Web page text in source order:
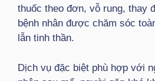
thuốc theo đơn, vỗ rung, thay
bệnh nhân được chăm sóc
lẫn tinh thần.
Dịch vụ đặc biệt phù hợp với